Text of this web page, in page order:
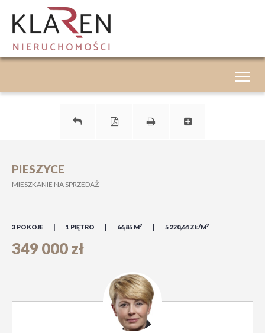
Toggle
PIESZYCE
MIESZKANIE NA SPRZEDAŻ
3 POKOJE 1 PIĘTRO 66,85 M2 5 220,64 ZŁ/M2
349 000 zł